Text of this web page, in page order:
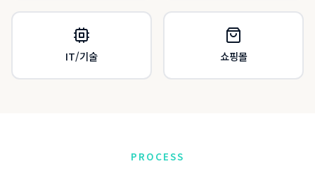
IT/기술 쇼핑몰
PROCESS